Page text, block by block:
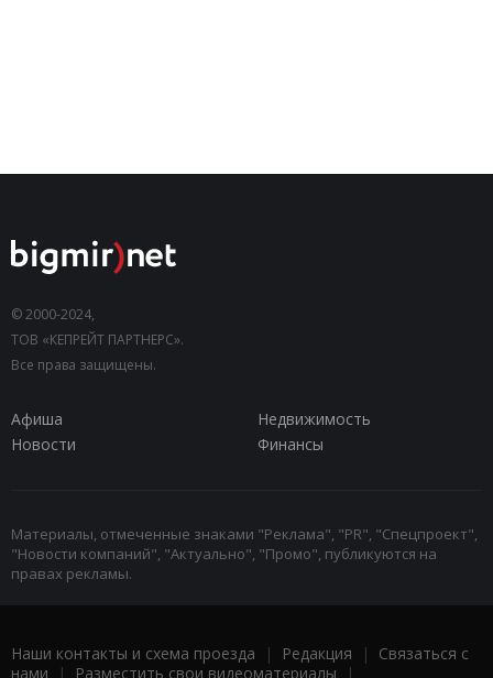
© 2000-2024,
ТОВ «КЕПРЕЙТ ПАРТНЕРС».
Все права защищены.
Афиша
Недвижимость
Новости
Финансы
Материалы, отмеченные знаками "Реклама", "PR", "Спецпроект",
"Новости компаний", "Актуально", "Промо", публикуются на
правах рекламы.
Наши контакты и схема проезда | Редакция | Связаться с
нами | Разместить свои видеоматериалы |